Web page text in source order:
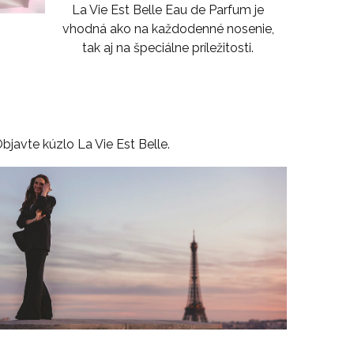
La Vie Est Belle Eau de Parfum je
vhodná ako na každodenné nosenie,
tak aj na špeciálne príležitosti.
kúzlo La Vie Est Belle.